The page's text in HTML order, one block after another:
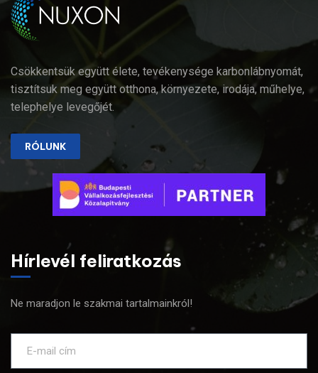
Csökkentsük együtt élete, tevékenysége karbonlábnyomát,
tisztítsuk meg együtt otthona, környezete, irodája, műhelye,
telephelye levegőjét.
RÓLUNK
Hírlevél feliratkozás
Ne maradjon le szakmai tartalmainkról!